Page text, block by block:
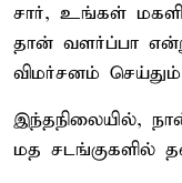
சார், உங்கள்
தான் வளர்ப்பா
விமர்சனம்
இந்தநிலையில், நான்
மத சடங்குகளில்